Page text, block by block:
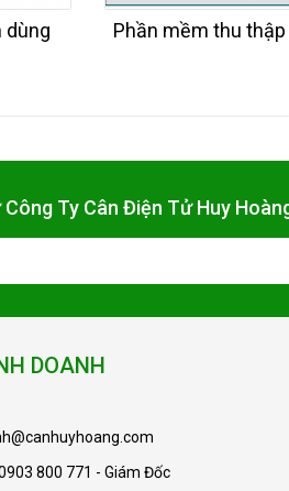
Ty Cân Điện Tử Huy
DOANH
800 771 - Giám Đốc
dùng
Phần mềm thu